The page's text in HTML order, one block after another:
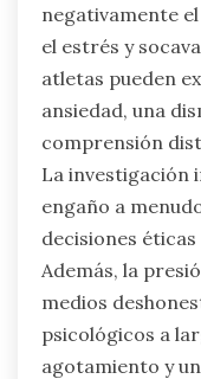
negativamente
el estrés y
atletas pueden
ansiedad, una
comprensión
La investigación
engaño a
decisiones
Además, la
medios
psicológicos a
agotamiento y